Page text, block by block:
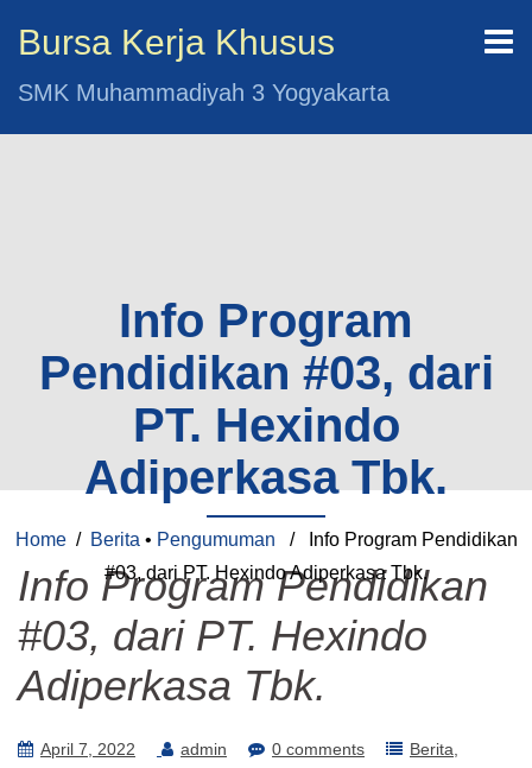
Bursa Kerja Khusus
SMK Muhammadiyah 3 Yogyakarta
Info Program
Pendidikan #03, dari
PT. Hexindo
Adiperkasa Tbk.
Home/ Berita • Pengumuman / Info Program Pendidikan
#03, dari PT. Hexindo Adiperkasa Tbk.
Info Program Pendidikan
#03, dari PT. Hexindo
Adiperkasa Tbk.
April 7, 2022 admin 0 comments
Berita